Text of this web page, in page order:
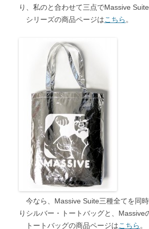
り、私のと合わせて三点でMassive
シリーズの商品ページはこちら 。
今なら、Massive Suite三種全てを同
りシルバー・トートバッグと、
トートバッグの商品ページはこちら 。